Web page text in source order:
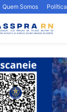
Quem Somos